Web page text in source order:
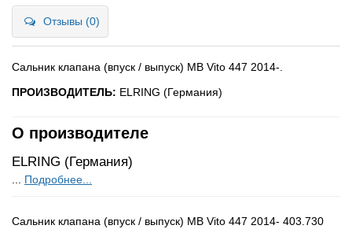
Отзывы (0)
Сальник клапана (впуск / выпуск) MB Vito 447 2014-.
ПРОИЗВОДИТЕЛЬ: ELRING (Германия)
О производителе
ELRING (Германия)
Подробнее...
Сальник клапана (впуск / выпуск) MB Vito 447 2014- 403.730